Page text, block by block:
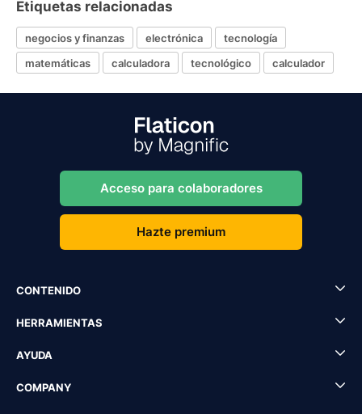
Etiquetas relacionadas
negocios y finanzas electrónica
tecnología
matemáticas
calculadora tecnológico calculador
Acceso para colaboradores
Hazte premium
CONTENIDO
HERRAMIENTAS
AYUDA
COMPANY